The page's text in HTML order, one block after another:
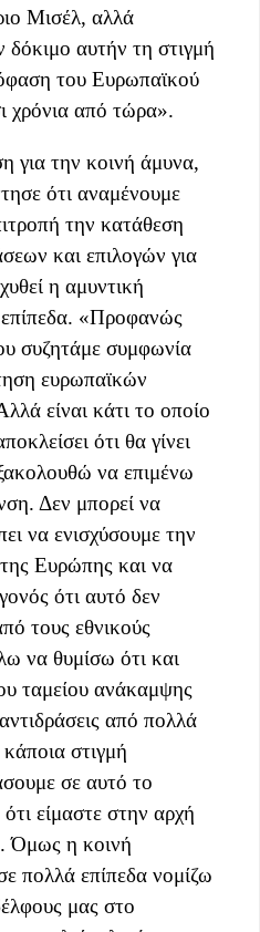
Mισέλ, αλλά
αυτήν τη στιγμή
του Ευρωπαϊκού
χρόνια από τώρα».
για την κοινή άμυνα,
ότι αναμένουμε
την κατάθεση
και επιλογών για
η αμυντική
«Προφανώς
συζητάμε συμφωνία
ευρωπαϊκών
είναι κάτι το οποίο
ότι θα γίνει
να επιμένω
Δεν μπορεί να
να ενισχύσουμε την
Ευρώπης και να
ότι αυτό δεν
τους εθνικούς
να θυμίσω ότι και
ταμείου ανάκαμψης
από πολλά
στιγμή
σε αυτό το
είμαστε στην αρχή
Όμως η κοινή
πολλά επίπεδα νομίζω
μας στο